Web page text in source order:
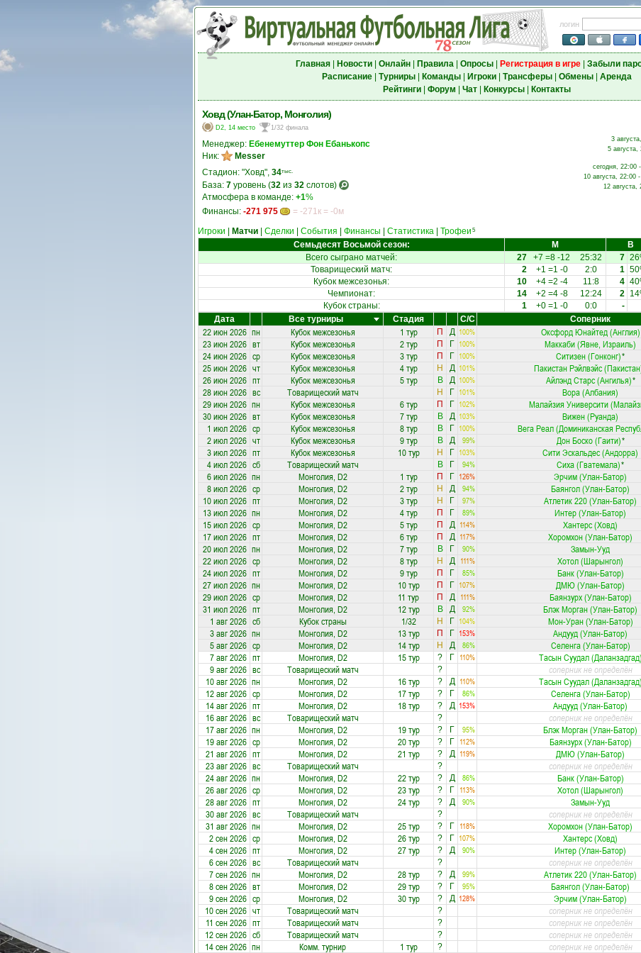
логин
Главная| Новости| Онлайн| Правила| Опросы| Регистрация в игре| Забыли
Расписание| Турниры| Команды| Игроки| Трансферы| Обмены| Аренда
Рейтинги| Форум Чат| Конкурсы| Контакты
Ховд (Улан-Батор, Монголия)
D2, 14 место 1/32 финала
Менеджер: Ебенемуттер Фон Ебанькопс
Ник:
Messer
Стадион: "Ховд", 34тыс.
База: 7 уровень (32 из 32 слотов)
Атмосфера в команде: +1%
Финансы: -271 975 = -271к = -0м
3
5
сегодня, 22:00
10 августа, 22:00
12
Игроки Матчи Сделки События Финансы Статистика Трофеи 5
Семьдесят Восьмой сезон:
М В
Всего сыграно матчей:
27 25:32
+7 =8 -12 7
Товарищеский матч:
2 2:0
+1 =1 -0 1
Кубок межсезонья:
10 11:8
+4 =2 -4 4
Чемпионат:
14 12:24
+2 =4 -8 2
Кубок страны:
1 0:0
+0 =1 -0 -
Дата
Все турниры Стадия С/С Соперник
22 июн 2026 пн Кубок межсезонья 1 тур П Д 100% Оксфорд Юнайтед (Англия)
23 июн 2026 вт Кубок межсезонья 2 тур П Г 100% Маккаби (Явне, Израиль)
24 июн 2026 ср Кубок межсезонья 3 тур П Г 100% Ситизен (Гонконг)*
25 июн 2026 чт Кубок межсезонья 4 тур Н Д 101% Пакистан Рэйлвэйс
26 июн 2026 пт Кубок межсезонья 5 тур В Д 100% Айлэнд Старс (Ангилья)*
28 июн 2026 вс Товарищеский матч Н Г 101% Вора (Албания)
29 июн 2026 пн Кубок межсезонья 6 тур П Г 102% Малайзия Университи
30 июн 2026 вт Кубок межсезонья 7 тур В Д 103% Вижен (Руанда)
1 июл 2026 ср Кубок межсезонья 8 тур В Г 100% Вега Реал (Доминиканская
2 июл 2026 чт Кубок межсезонья 9 тур В Д 99% Дон Боско (Гаити)*
3 июл 2026 пт Кубок межсезонья 10 тур Н Г 103% Сити Эскальдес (Андорра)
4 июл 2026 сб Товарищеский матч В Г 94% Сиха (Гватемала)*
6 июл 2026 пн Монголия, D2 1 тур П Г 126% Эрчим (Улан-Батор)
8 июл 2026 ср Монголия, D2 2 тур Н Д 94% Баянгол (Улан-Батор)
10 июл 2026 пт Монголия, D2 3 тур Н Г 97% Атлетик 220 (Улан-Батор)
13 июл 2026 пн Монголия, D2 4 тур П Г 89% Интер (Улан-Батор)
15 июл 2026 ср Монголия, D2 5 тур П Д 114% Хантерс (Ховд)
17 июл 2026 пт Монголия, D2 6 тур П Д 117% Хоромхон (Улан-Батор)
20 июл 2026 пн Монголия, D2 7 тур В Г 90% Замын-Ууд
22 июл 2026 ср Монголия, D2 8 тур Н Д 111% Хотол (Шарынгол)
24 июл 2026 пт Монголия, D2 9 тур П Г 85% Банк (Улан-Батор)
27 июл 2026 пн Монголия, D2 10 тур П Г 107% ДМЮ (Улан-Батор)
29 июл 2026 ср Монголия, D2 11 тур П Д 111% Баянзурх (Улан-Батор)
31 июл 2026 пт Монголия, D2 12 тур В Д 92% Блэк Морган (Улан-Батор)
1 авг 2026 сб Кубок страны 1/32 Н Г 104% Мон-Уран (Улан-Батор)
3 авг 2026 пн Монголия, D2 13 тур П Г 153% Андууд (Улан-Батор)
5 авг 2026 ср Монголия, D2 14 тур Н Д 86% Селенга (Улан-Батор)
7 авг 2026 пт Монголия, D2 15 тур ? Г 110% Тасын Суудал (Даланзадгад)
9 авг 2026 вс Товарищеский матч ?
соперник не определён
10 авг 2026 пн Монголия, D2 16 тур ? Д 110% Тасын Суудал (Даланзадгад)
12 авг 2026 ср Монголия, D2 17 тур ? Г 86% Селенга (Улан-Батор)
14 авг 2026 пт Монголия, D2 18 тур ? Д 153% Андууд (Улан-Батор)
16 авг 2026 вс Товарищеский матч ?
соперник не определён
17 авг 2026 пн Монголия, D2 19 тур ? Г 95% Блэк Морган (Улан-Батор)
19 авг 2026 ср Монголия, D2 20 тур ? Г 112% Баянзурх (Улан-Батор)
21 авг 2026 пт Монголия, D2 21 тур ? Д 119% ДМЮ (Улан-Батор)
23 авг 2026 вс Товарищеский матч ?
соперник не определён
24 авг 2026 пн Монголия, D2 22 тур ? Д 86% Банк (Улан-Батор)
26 авг 2026 ср Монголия, D2 23 тур ? Г 113% Хотол (Шарынгол)
28 авг 2026 пт Монголия, D2 24 тур ? Д 90% Замын-Ууд
30 авг 2026 вс Товарищеский матч ?
соперник не определён
31 авг 2026 пн Монголия, D2 25 тур ? Г 118% Хоромхон (Улан-Батор)
2 сен 2026 ср Монголия, D2 26 тур ? Г 107% Хантерс (Ховд)
4 сен 2026 пт Монголия, D2 27 тур ? Д 90% Интер (Улан-Батор)
6 сен 2026 вс Товарищеский матч ?
соперник не определён
7 сен 2026 пн Монголия, D2 28 тур ? Д 99% Атлетик 220 (Улан-Батор)
8 сен 2026 вт Монголия, D2 29 тур ? Г 95% Баянгол (Улан-Батор)
9 сен 2026 ср Монголия, D2 30 тур ? Д 128% Эрчим (Улан-Батор)
10 сен 2026 чт Товарищеский матч ?
соперник не определён
11 сен 2026 пт Товарищеский матч ?
соперник не определён
12 сен 2026 сб Товарищеский матч ?
соперник не определён
14 сен 2026 пн Комм. турнир 1 тур ?
соперник не определён